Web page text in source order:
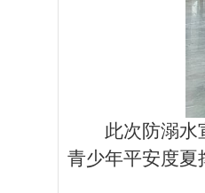
此次防溺水
青少年平安度夏